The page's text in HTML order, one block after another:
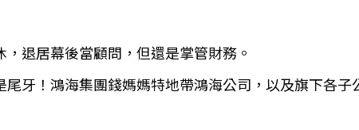
退居幕後當顧問，但還是掌管財務。
牙！鴻海集團錢媽媽特地帶鴻海公司，以及旗下各